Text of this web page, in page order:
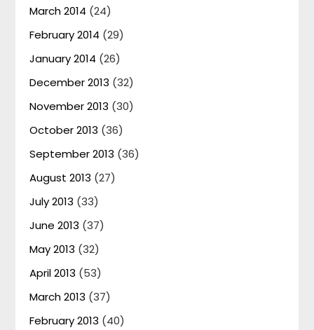
March 2014 (24)
February 2014 (29)
January 2014 (26)
December 2013 (32)
November 2013 (30)
October 2013 (36)
September 2013 (36)
August 2013 (27)
July 2013 (33)
June 2013 (37)
May 2013 (32)
April 2013 (53)
March 2013 (37)
February 2013 (40)